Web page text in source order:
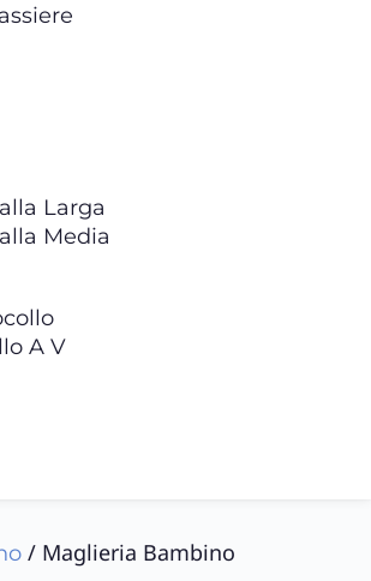
Larga
Media
A V
/ Maglieria Bambino